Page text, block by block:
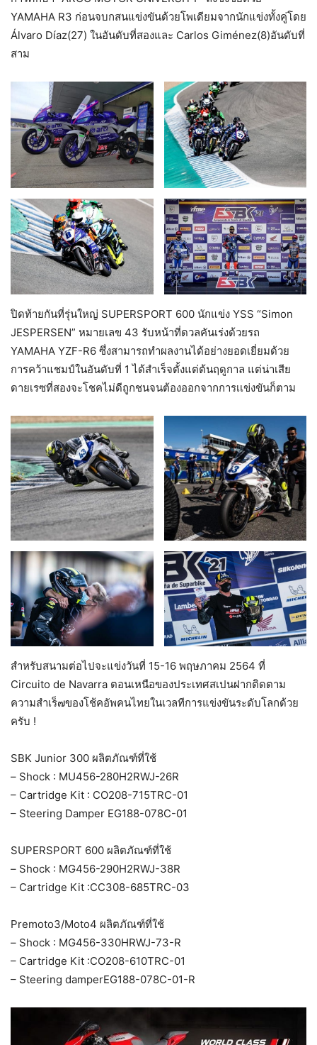
YAMAHA R3 ก่อนจบกสนแข่งขันด้วยโพเดียมจากนักแข่งทั้งคู่โดย
Álvaro Díaz(27) ในอันดับที่สองและ Carlos Giménez(8)อันดับที่
สาม
ปิดท้ายกันที่รุ่นใหญ่ SUPERSPORT 600 นักแข่ง YSS “Simon
JESPERSEN” หมายเลข 43 รับหน้าที่ดวลคันเร่งด้วยรถ
YAMAHA YZF-R6 ซึ่งสามารถทำผลงานได้อย่างยอดเยี่ยมด้วย
การคว้าแชมป์ในอันดับที่ 1 ได้สำเร็จตั้งแต่ต้นฤดูกาล แต่น่าเสีย
ดายเรซที่สองจะโชคไม่ดีถูกชนจนต้องออกจากการเเข่งขันก็ตาม
สำหรับสนามต่อไปจะแข่งวันที่ 15-16 พฤษภาคม 2564 ที่
Circuito de Navarra ตอนเหนือของประเทศสเปนฝากติดตาม
ความสำเร็๗ของโช้คอัพคนไทยในเวลทีการแข่งขันระดับโลกด้วย
ครับ !
SBK Junior 300 ผลิตภัณฑ์ที่ใช้
– Shock : MU456-280H2RWJ-26R
– Cartridge Kit : CO208-715TRC-01
– Steering Damper EG188-078C-01
SUPERSPORT 600 ผลิตภัณฑ์ที่ใช้
– Shock : MG456-290H2RWJ-38R
– Cartridge Kit :CC308-685TRC-03
Premoto3/Moto4 ผลิตภัณฑ์ที่ใช้
– Shock : MG456-330HRWJ-73-R
– Cartridge Kit :CO208-610TRC-01
– Steering damperEG188-078C-01-R